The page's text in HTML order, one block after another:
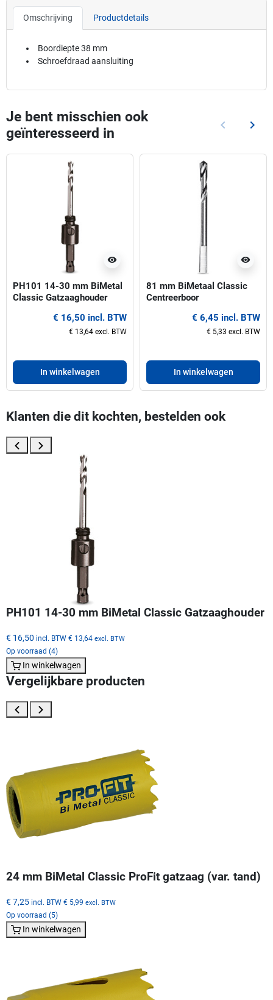
Omschrijving Productdetails
Boordiepte 38 mm
Schroefdraad aansluiting
Je bent misschien ook
geïnteresseerd in
Vorige
keyboard_arrow_left keyboard_arrow_right
visibility
PH101 14-30 mm BiMetal
Classic Gatzaaghouder
€ 16,50 incl. BTW
€ 13,64 excl. BTW
In winkelwagen
visibility
81 mm BiMetaal Classic
Centreerboor
€ 6,45 incl. BTW
€ 5,33 excl. BTW
In winkelwagen
Klanten die dit kochten, bestelden ook
PH101 14-30 mm BiMetal Classic Gatzaaghouder
€ 16,50 incl. BTW € 13,64 excl. BTW
Op voorraad (4)
In winkelwagen
Vergelijkbare producten
24 mm BiMetal Classic ProFit gatzaag (var. tand)
€ 7,25 incl. BTW € 5,99 excl. BTW
Op voorraad (5)
In winkelwagen